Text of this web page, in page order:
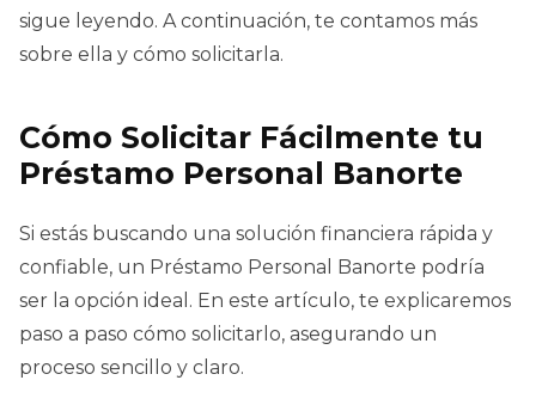
sigue leyendo. A continuación, te contamos más
sobre ella y cómo solicitarla.
Cómo Solicitar Fácilmente tu
Préstamo Personal Banorte
Si estás buscando una solución financiera rápida y
confiable, un Préstamo Personal Banorte podría
ser la opción ideal. En este artículo, te explicaremos
paso a paso cómo solicitarlo, asegurando un
proceso sencillo y claro.